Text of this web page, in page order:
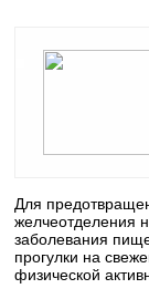
Для
желчеотделения
заболевания
прогулки на
физической